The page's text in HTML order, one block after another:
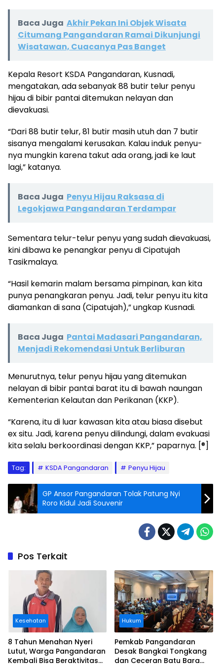
Baca Juga Akhir Pekan Ini Objek Wisata
Citumang Pangandaran Ramai Dikunjungi
Wisatawan, Cuacanya Pas Banget
Kepala Resort KSDA Pangandaran, Kusnadi,
mengatakan, ada sebanyak 88 butir telur penyu
hijau di bibir pantai ditemukan nelayan dan
dievakuasi.
“Dari 88 butir telur, 81 butir masih utuh dan 7 butir
sisanya mengalami kerusakan. Kalau induk penyu-
nya mungkin karena takut ada orang, jadi ke laut
lagi,” katanya.
Baca Juga Penyu Hijau Raksasa di
Legokjawa Pangandaran Terdampar
Sementara telur-telur penyu yang sudah dievakuasi,
kini dibawa ke penangkar penyu di Cipatujah
Tasikmalaya.
“Hasil kemarin malam bersama pimpinan, kan kita
punya penangkaran penyu. Jadi, telur penyu itu kita
diamankan di sana (Cipatujah),” ungkap Kusnadi.
Baca Juga Pantai Madasari Pangandaran,
Menjadi Rekomendasi Untuk Berliburan
Menurutnya, telur penyu hijau yang ditemukan
nelayan di bibir pantai barat itu di bawah naungan
Kementerian Kelautan dan Perikanan (KKP).
“Karena, itu di luar kawasan kita atau biasa disebut
ex situ. Jadi, karena penyu dilindungi, dalam evakuasi
kita selalu berkoordinasi dengan KKP,” paparnya. [®]
Tag: KSDA Pangandaran Penyu Hijau
GP Ansor Pangandaran Tolak Patung Nyi
Roro Kidul Jadi Souvenir
Pos Terkait
Kesehatan
8 Tahun Menahan Nyeri
Lutut, Warga Pangandaran
Kembali Bisa Beraktivitas
Hukum
Pemkab Pangandaran
Desak Bangkai Tongkang
dan Ceceran Batu Bara